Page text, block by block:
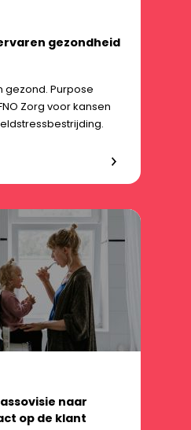
gezondheid
gezond. Purpose
Zorg voor kansen
naar
op de klant